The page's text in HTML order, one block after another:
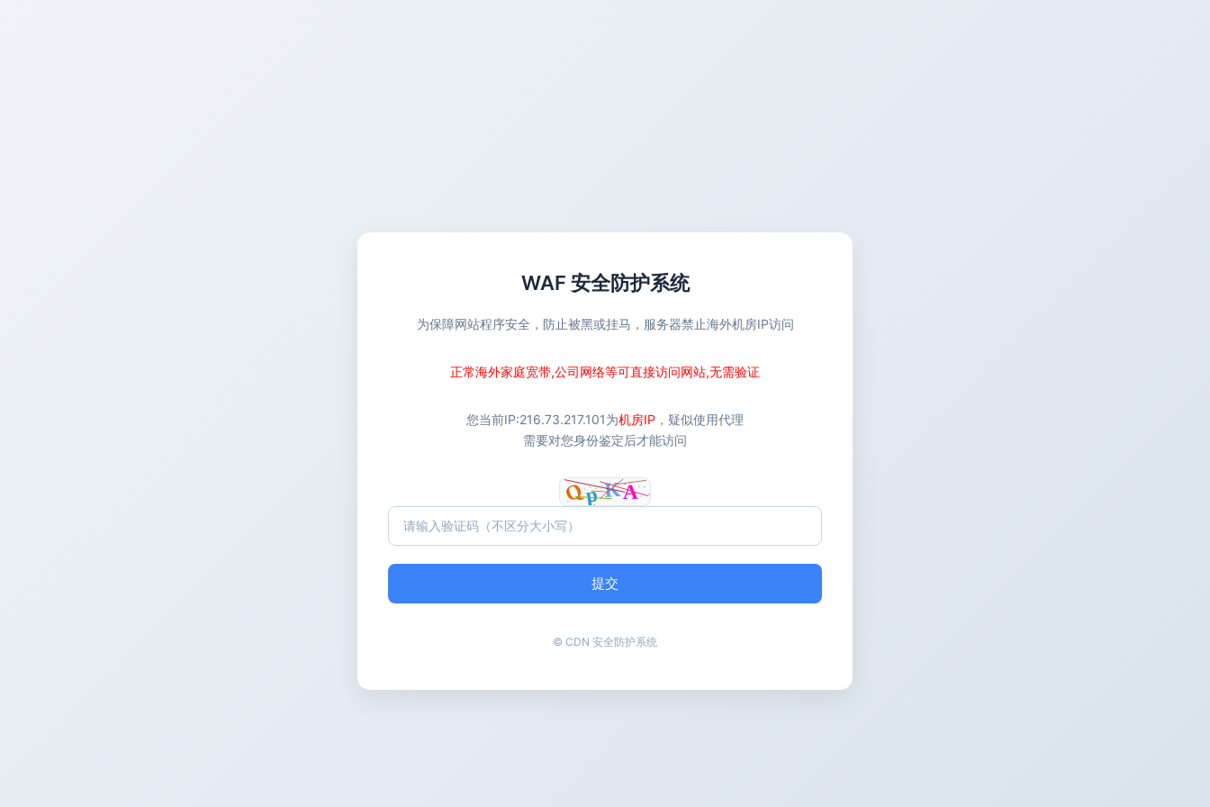
WAF 安全防护系统
为保障网站程序安全，防止被黑或挂马，服务器禁止海外机房IP访问
正常海外家庭宽带,公司网络等可直接访问网站,无需验证
您当前IP:216.73.217.101为机房IP ，疑似使用代理
需要对您身份鉴定后才能访问
提交
© CDN 安全防护系统